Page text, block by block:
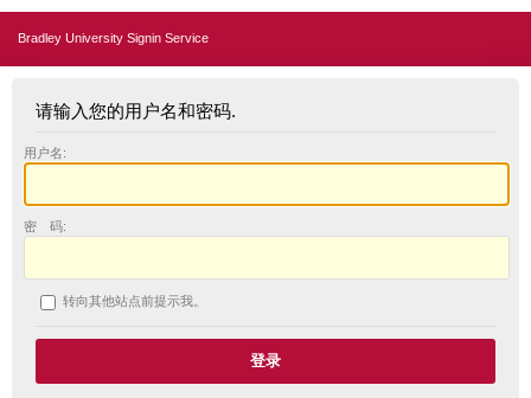
Bradley University Signin Service
请输入您的用户名和密码.
用户名:
密 码:
转向其他站点前提示我。